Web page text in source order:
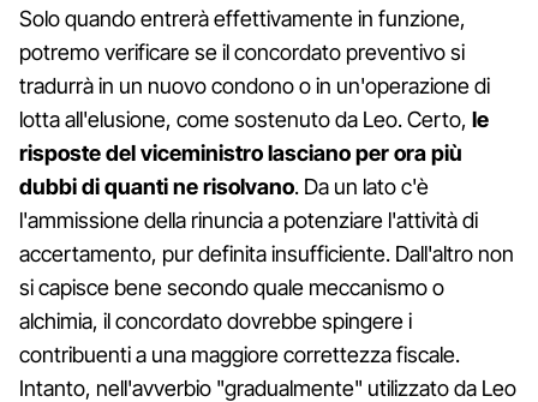
Solo quando entrerà effettivamente in funzione,
potremo verificare se il concordato preventivo si
tradurrà in un nuovo condono o in un'operazione di
lotta all'elusione, come sostenuto da Leo. Certo, le
risposte del viceministro lasciano per ora più
dubbi di quanti ne risolvano. Da un lato c'è
l'ammissione della rinuncia a potenziare l'attività di
accertamento, pur definita insufficiente. Dall'altro non
si capisce bene secondo quale meccanismo o
alchimia, il concordato dovrebbe spingere i
contribuenti a una maggiore correttezza fiscale.
Intanto, nell'avverbio "gradualmente" utilizzato da Leo